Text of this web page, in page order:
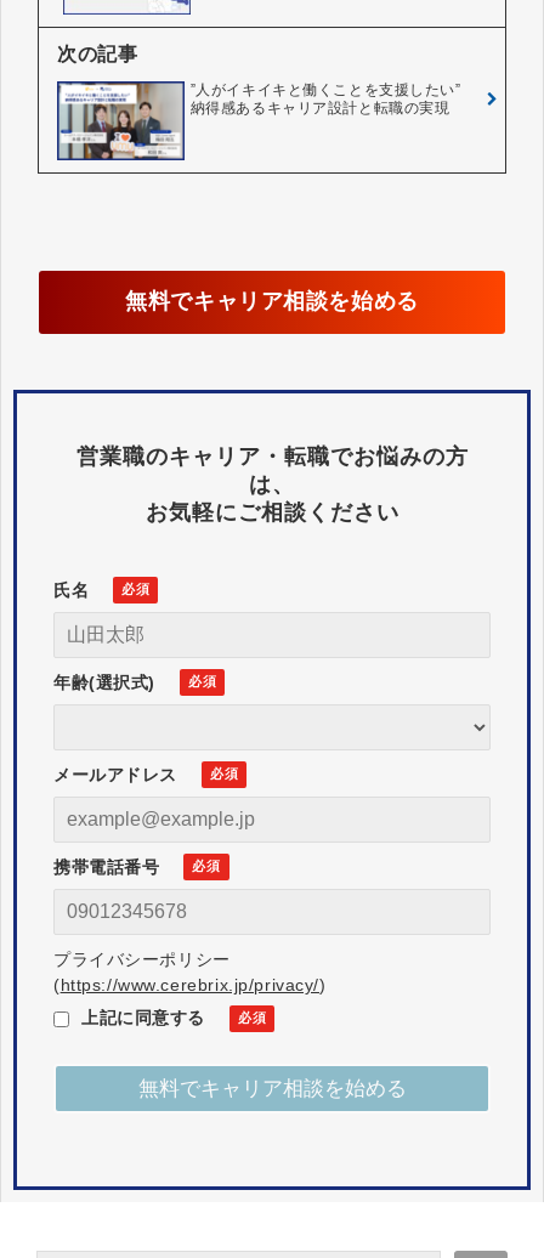
次の記事
”人がイキイキと働くことを支援したい”
納得感あるキャリア設計と転職の実現
無料でキャリア相談を始める
営業職のキャリア・転職でお悩みの方
は、
お気軽にご相談ください
氏名
年齢(選択式)
メールアドレス
携帯電話番号
プライバシーポリシー
(https://www.cerebrix.jp/privacy/)
上記に同意する